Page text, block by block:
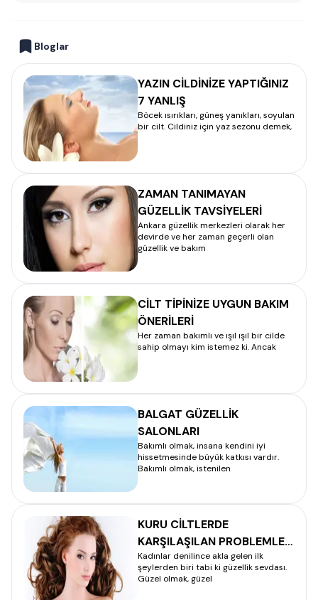
Bloglar
YAZIN CİLDİNİZE YAPTIĞINIZ
7 YANLIŞ
Böcek ısırıkları, güneş yanıkları, soyulan
bir cilt. Cildiniz için yaz sezonu demek,
ZAMAN TANIMAYAN
GÜZELLİK TAVSİYELERİ
Ankara güzellik merkezleri olarak her
devirde ve her zaman geçerli olan
güzellik ve bakım
CİLT TİPİNİZE UYGUN BAKIM
ÖNERİLERİ
Her zaman bakımlı ve ışıl ışıl bir cilde
sahip olmayı kim istemez ki. Ancak
BALGAT GÜZELLİK
SALONLARI
Bakımlı olmak, insana kendini iyi
hissetmesinde büyük katkısı vardır.
Bakımlı olmak, istenilen
KURU CİLTLERDE
KARŞILAŞILAN PROBLEMLER
– CİLT BAKIMI
Kadınlar denilince akla gelen ilk
şeylerden biri tabi ki güzellik sevdası.
Güzel olmak, güzel